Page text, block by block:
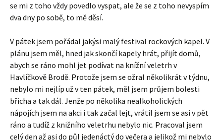
se mi z toho vždy povedlo vyspat, ale že se z toho nevyspím
dva dny po sobě, to mě děsí.
V pátek jsem pořádal jakýsi malý festival rockových kapel. V
plánu jsem měl, hned jak skončí kapely hrát, přijít domů,
abych se ráno mohl jet podívat na knížní veletrh v
Havlíčkově Brodě. Protože jsem se ožral několikrát v týdnu,
nebylo mi nejlíp už v ten pátek, měl jsem průjem bolesti
břicha a tak dál. Jenže po několika nealkoholických
nápojích jsem na akci i tak začal lejt, vrátil jsem se asi v pět
ráno a tudíž z knižního veletrhu nebylo nic. Pracoval jsem
celý den až asi do půl jedenáctý do večera a jelikož mi nebylo